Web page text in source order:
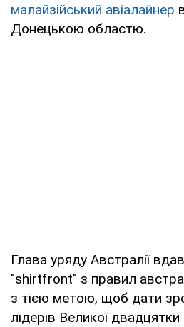
малайзійський авіалайнер
Донецькою областю.
Глава уряду Австралії
"shirtfront" з правил
з тією метою, щоб дати
лідерів Великої двадцятки